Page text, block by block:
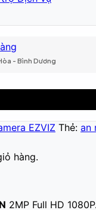
hàng.
- Bình Dương
EZVIZ Thẻ: an
2MP Full HD 1080P.